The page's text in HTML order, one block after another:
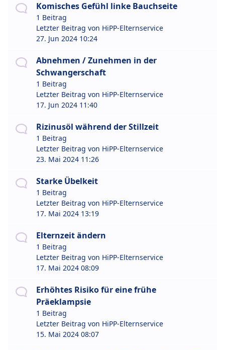
Komisches Gefühl linke Bauchseite
1 Beitrag
Letzter Beitrag von HiPP-Elternservice
27. Jun 2024 10:24
Abnehmen / Zunehmen in der
Schwangerschaft
1 Beitrag
Letzter Beitrag von HiPP-Elternservice
17. Jun 2024 11:40
Rizinusöl während der Stillzeit
1 Beitrag
Letzter Beitrag von HiPP-Elternservice
23. Mai 2024 11:26
Starke Übelkeit
1 Beitrag
Letzter Beitrag von HiPP-Elternservice
17. Mai 2024 13:19
Elternzeit ändern
1 Beitrag
Letzter Beitrag von HiPP-Elternservice
17. Mai 2024 08:09
Erhöhtes Risiko für eine frühe
Präeklampsie
1 Beitrag
Letzter Beitrag von HiPP-Elternservice
15. Mai 2024 08:07